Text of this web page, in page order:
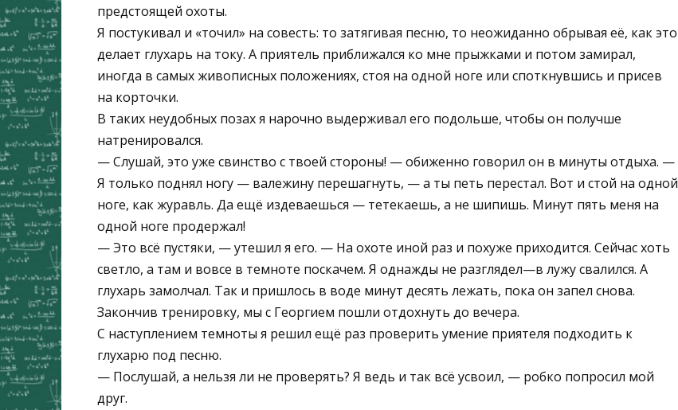
предстоящей охоты.
Я постукивал и «точил» на совесть: то затягивая песню, то неожиданно обрывая её, как это
делает глухарь на току. А приятель приближался ко мне прыжками и потом замирал,
иногда в самых живописных положениях, стоя на одной ноге или споткнувшись и присев
на корточки.
В таких неудобных позах я нарочно выдерживал его подольше, чтобы он получше
натренировался.
— Слушай, это уже свинство с твоей стороны! — обиженно говорил он в минуты отдыха. —
Я только поднял ногу — валежину перешагнуть, — а ты петь перестал. Вот и стой на одной
ноге, как журавль. Да ещё издеваешься — тетекаешь, а не шипишь. Минут пять меня на
одной ноге продержал!
— Это всё пустяки, — утешил я его. — На охоте иной раз и похуже приходится. Сейчас хоть
светло, а там и вовсе в темноте поскачем. Я однажды не разглядел—в лужу свалился. А
глухарь замолчал. Так и пришлось в воде минут десять лежать, пока он запел снова.
Закончив тренировку, мы с Георгием пошли отдохнуть до вечера.
С наступлением темноты я решил ещё раз проверить умение приятеля подходить к
глухарю под песню.
— Послушай, а нельзя ли не проверять? Я ведь и так всё усвоил, — робко попросил мой
друг.